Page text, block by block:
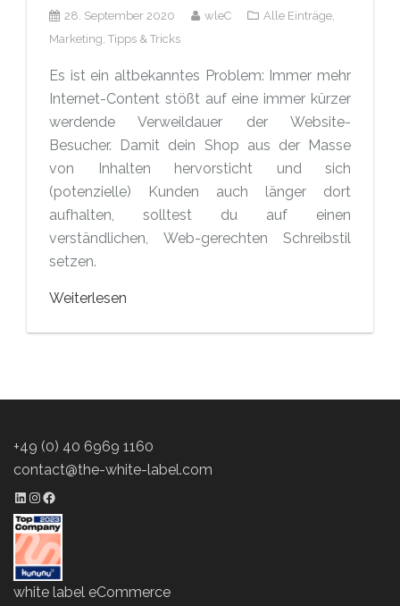
28. September 2020 wleC
Alle Einträge,
Marketing, Tipps & Tricks
Es ist ein altbekanntes Problem: Immer mehr
Internet-Content stößt auf eine immer kürzer
werdende Verweildauer der Website-
Besucher. Damit dein Shop aus der Masse
von Inhalten hervorsticht und sich
(potenzielle) Kunden auch länger dort
aufhalten, solltest du auf einen
verständlichen, Web-gerechten Schreibstil
setzen.
Weiterlesen
+49 (0) 40 6969 1160
contact@the-white-label.com
LinkedIn Profil
Instagram Profil
Facebook Profil
white label eCommerce